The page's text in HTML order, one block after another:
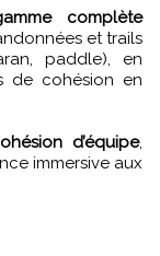
complète
et trails
paddle), en
de cohésion en
d’équipe,
immersive aux